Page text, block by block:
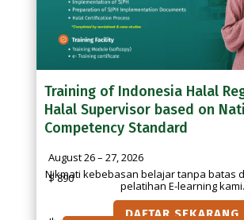
Training of Indonesia Halal
Halal Supervisor based on
Competency Standard
August 26 – 27, 2026
$ 890
DAFTAR SEKARANG
Nikmati kebebasan belajar tanpa batas
pelatihan E-learning kami.